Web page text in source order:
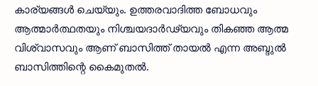
കാര്യങ്ങൾ ചെയ്യും. ഉത്തരവാദിത്ത ബോധവും
ആത്മാർത്ഥതയും നിശ്ചയദാർഢ്യവും തികഞ്ഞ ആത്മ
വിശ്വാസവും ആണ് ബാസിത്ത് തായൽ എന്ന അബ്ദുൽ
ബാസിത്തിന്റെ കൈമുതൽ.